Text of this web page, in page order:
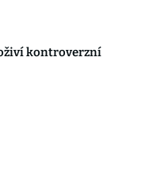
kontroverzní